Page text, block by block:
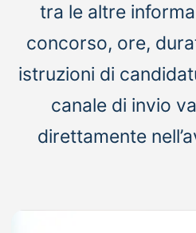
tra le altre
concorso, ore,
istruzioni di
canale di invio
direttamente